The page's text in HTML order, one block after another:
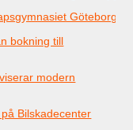
Göteborg
bokning till
modern
Bilskadecenter